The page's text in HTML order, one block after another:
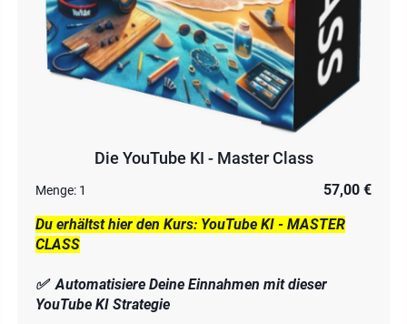
Die YouTube KI - Master Class
Menge: 1
57,00 €
Du erhältst hier den Kurs: YouTube KI - MASTER
CLASS
✅ Automatisiere Deine Einnahmen mit dieser
YouTube KI Strategie